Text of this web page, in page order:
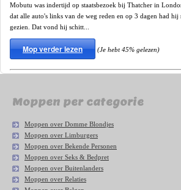
Mobutu was indertijd op staatsbezoek bij Thatcher in
dat alle auto's links van de weg reden en op 3 dagen had
gezien. Dat vond hij schitt...
Mop verder lezen (Je hebt 45% gelezen)
Moppen per categorie
Moppen over Domme Blondjes
Moppen over Limburgers
Moppen over Bekende Personen
Moppen over Seks & Bedpret
Moppen over Buitenlanders
Moppen over Relaties